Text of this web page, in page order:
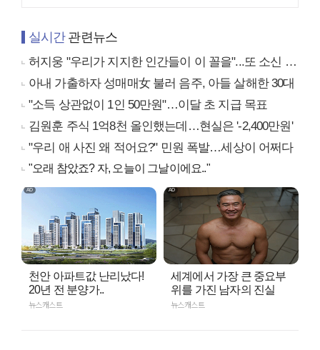
실시간관련뉴스
허지웅 "우리가 지지한 인간들이 이 꼴을"...또 소신 발언
아내 가출하자 성매매女 불러 음주, 아들 살해한 30대
"소득 상관없이 1인 50만원"…이달 초 지급 목표
김원훈 주식 1억8천 올인했는데…현실은 '-2,400만원'
"우리 애 사진 왜 적어요?" 민원 폭발…세상이 어쩌다
"오래 참았죠? 자, 오늘이 그날이에요.."
천안 아파트값 난리났다!
20년 전 분양가..
뉴스캐스트
세계에서 가장 큰 중요부
위를 가진 남자의 진실
뉴스캐스트